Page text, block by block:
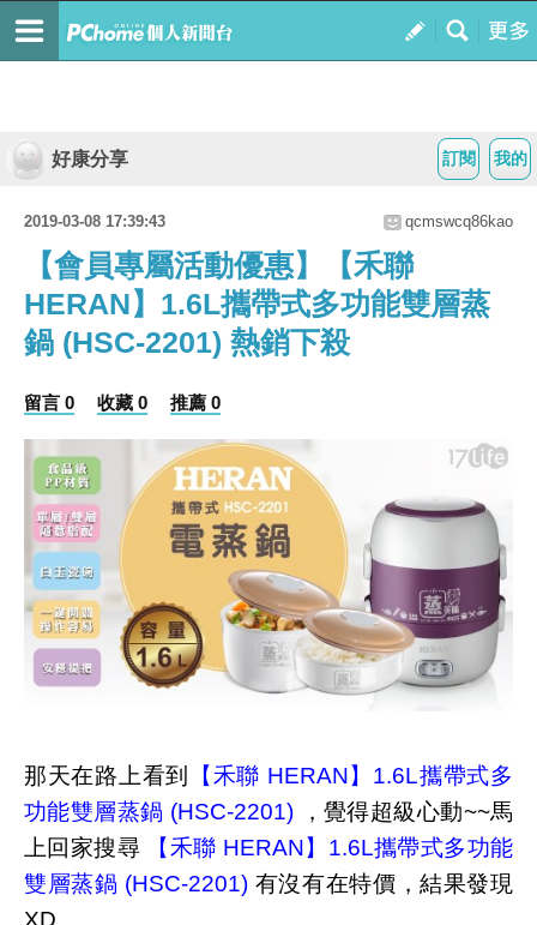
我的
訂閱
好康分享
2019-03-08 17:39:43 qcmswcq86kao
【會員專屬活動優惠】【禾聯
HERAN】1.6L攜帶式多功能雙層蒸
鍋 (HSC-2201) 熱銷下殺
留言 0 收藏 0 推薦 0
那天在路上看到
【禾聯 HERAN】1.6L攜帶式多
功能雙層蒸鍋 (HSC-2201) ，覺得超級心動~~馬
上回家搜尋
【禾聯 HERAN】1.6L攜帶式多功能
雙層蒸鍋 (HSC-2201) 有沒有在特價，結果發現
XD